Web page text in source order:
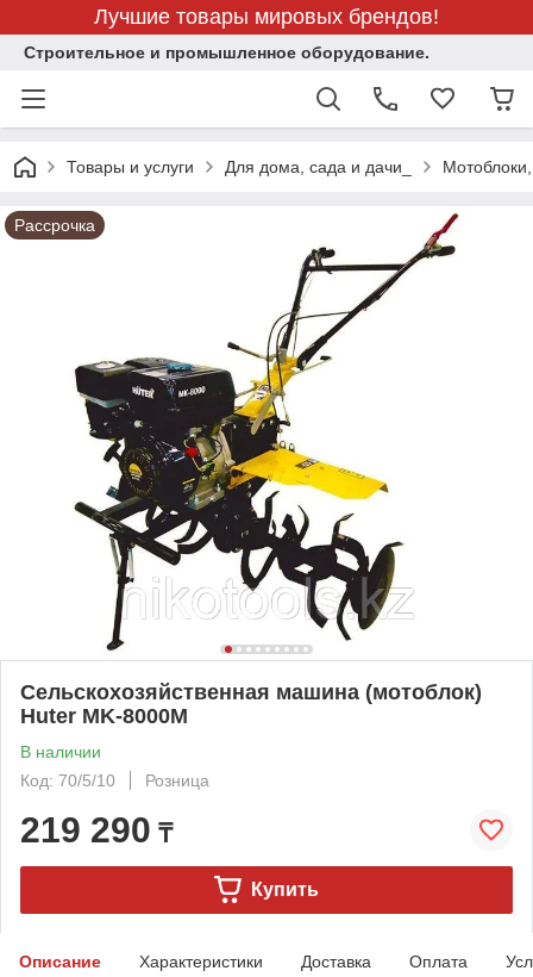
Лучшие товары мировых брендов!
Строительное и промышленное оборудование.
Товары и услуги Для дома, сада и дачи_
Рассрочка
Сельскохозяйственная машина (мотоблок)
Huter MK-8000М
В наличии
Код: 70/5/10
Розница
219 290 ₸
Купить
Описание Характеристики Доставка Оплата